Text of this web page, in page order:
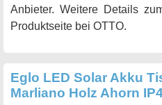
Anbieter. Weitere Details
Produktseite bei OTTO.
Eglo LED Solar Akku
Marliano Holz Ahorn